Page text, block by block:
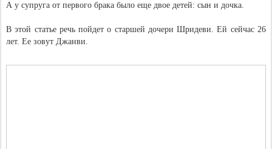
А у супруга от первого брака было еще двое детей: сын и дочка.
В этой статье речь пойдет о старшей дочери Шридеви. Ей сейчас 26
лет. Ее зовут Джанви.